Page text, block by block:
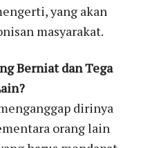
yang akan
masyarakat.
Berniat dan Tega
dirinya
orang lain